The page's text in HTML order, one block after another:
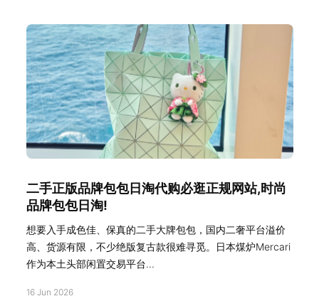
二手正版品牌包包日淘代购必逛正规网站,时尚
品牌包包日淘!
想要入手成色佳、保真的二手大牌包包，国内二奢平台溢价
高、货源有限，不少绝版复古款很难寻觅。日本煤炉Mercari
作为本土头部闲置交易平台...
16 Jun 2026